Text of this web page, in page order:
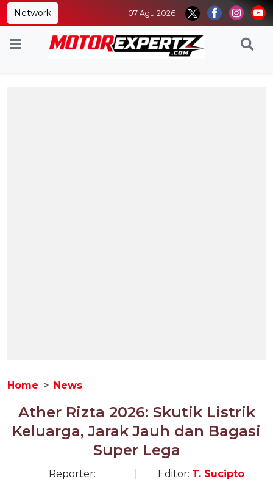
Network 07 Agu 2026
Home News
Ather Rizta 2026: Skutik Listrik
Keluarga, Jarak Jauh dan Bagasi
Super Lega
Reporter:
Editor: T. Sucipto